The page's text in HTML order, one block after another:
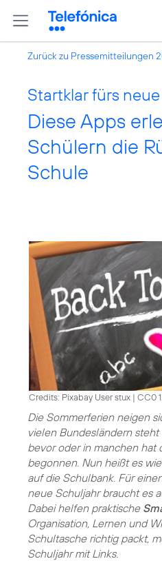
Zurück zu Pressemitteilungen
Startklar fürs
Diese Apps
Schülern die
Schule
Credits: Pixabay User stux | CC0
Die Sommerferien neigen
vielen Bundesländern
bevor oder in manchen hat
begonnen. Nun heißt es
auf die Schulbank. Für
neue Schuljahr braucht es
Dabei helfen praktische
Organisation, Lernen und
Schultasche richtig packt,
Schuljahr mit Links.